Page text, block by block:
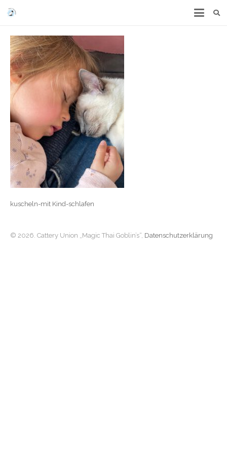
kuscheln-mit Kind-schlafen
© 2026. Cattery Union „Magic Thai Goblin’s“, Datenschutzerklärung